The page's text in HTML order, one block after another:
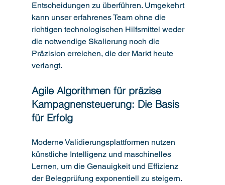
Entscheidungen zu überführen. Umgekehrt
kann unser erfahrenes Team ohne die
richtigen technologischen Hilfsmittel weder
die notwendige Skalierung noch die
Präzision erreichen, die der Markt heute
verlangt.
Agile Algorithmen für präzise
Kampagnensteuerung: Die Basis
für Erfolg
Moderne Validierungsplattformen nutzen
künstliche Intelligenz und maschinelles
Lernen, um die Genauigkeit und Effizienz
der Belegprüfung exponentiell zu steigern.